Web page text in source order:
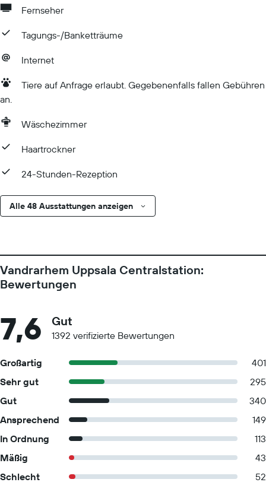
Fernseher
Tagungs-/Banketträume
Internet
Tiere auf Anfrage erlaubt. Gegebenenfalls fallen Gebühren
an.
Wäschezimmer
Haartrockner
24-Stunden-Rezeption
Alle 48 Ausstattungen anzeigen
Vandrarhem Uppsala Centralstation:
Bewertungen
7,6 Gut
1392 verifizierte Bewertungen
Großartig
401
Sehr gut
295
Gut
340
Ansprechend
149
In Ordnung
113
Mäßig
43
Schlecht
52